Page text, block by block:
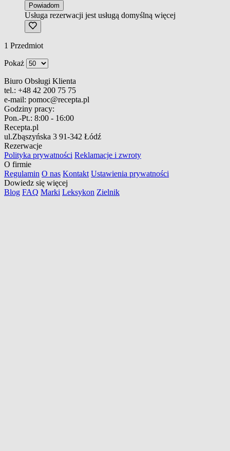
Powiadom
Usługa rezerwacji jest usługą domyślną więcej
1 Przedmiot
Pokaż
Biuro Obsługi Klienta
tel.: +48 42 200 75 75
e-mail: pomoc@recepta.pl
Godziny pracy:
Pon.-Pt.: 8:00 - 16:00
Recepta.pl
ul.Zbąszyńska 3 91-342 Łódź
Rezerwacje
Polityka prywatności Reklamacje i zwroty
O firmie
Regulamin O nas Kontakt Ustawienia prywatności
Dowiedz się więcej
Blog FAQ Marki Leksykon Zielnik